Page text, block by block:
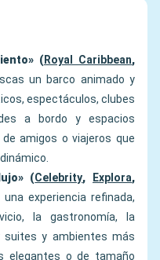
(Royal Caribbean,
un barco animado y
espectáculos, clubes
a bordo y espacios
amigos o viajeros que
(Celebrity, Explora,
experiencia refinada,
la gastronomía, la
y ambientes más
elegantes o de tamaño